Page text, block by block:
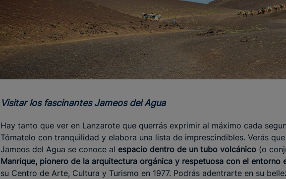
Visitar los fascinantes Jameos del Agua
Hay tanto que ver en Lanzarote que querrás exprimir al máximo cada
Tómatelo con tranquilidad y elabora una lista de imprescindibles. Verás
Jameos del Agua se conoce al espacio dentro de un tubo volcánico (o
Manrique, pionero de la arquitectura orgánica y respetuosa con el entorno
su Centro de Arte, Cultura y Turismo en 1977. Podrás adentrarte en su